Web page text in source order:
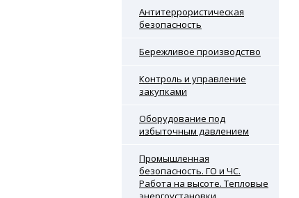
Антитеррористическая
безопасность
Бережливое производство
Контроль и управление
закупками
Оборудование под
избыточным давлением
Промышленная
безопасность. ГО и ЧС.
Работа на высоте. Тепловые